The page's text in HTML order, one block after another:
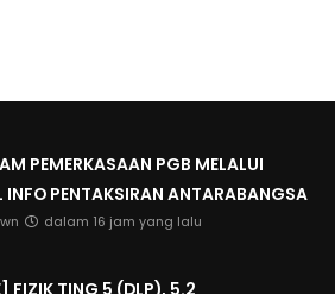
PEMERKASAAN PGB MELALUI
INFO PENTAKSIRAN ANTARABANGSA
dalam 16 jam yang lalu
FIZIK TING 5 (DLP), 5.2